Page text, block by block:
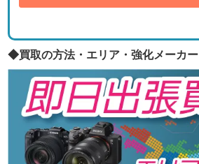
◆買取の方法・エリア・強化メーカー